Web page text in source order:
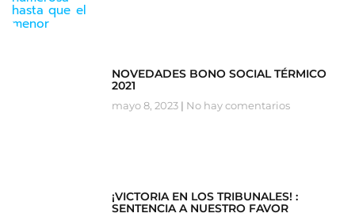
NOVEDADES BONO SOCIAL TÉRMICO
2021
mayo 8, 2023 No hay comentarios
¡VICTORIA EN LOS TRIBUNALES! :
SENTENCIA A NUESTRO FAVOR